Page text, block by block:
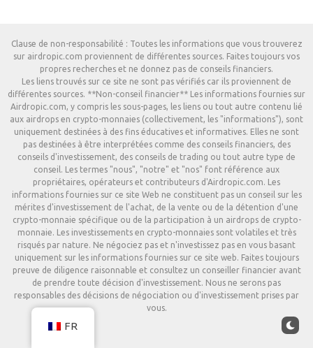
Clause de non-responsabilité : Toutes les informations que vous trouverez
sur airdropic.com proviennent de différentes sources. Faites toujours vos
propres recherches et ne donnez pas de conseils financiers.
Les liens trouvés sur ce site ne sont pas vérifiés car ils proviennent de
différentes sources. **Non-conseil financier** Les informations fournies sur
Airdropic.com, y compris les sous-pages, les liens ou tout autre contenu lié
aux airdrops en crypto-monnaies (collectivement, les "informations"), sont
uniquement destinées à des fins éducatives et informatives. Elles ne sont
pas destinées à être interprétées comme des conseils financiers, des
conseils d'investissement, des conseils de trading ou tout autre type de
conseil. Les termes "nous", "notre" et "nos" font référence aux
propriétaires, opérateurs et contributeurs d'Airdropic.com. Les
informations fournies sur ce site Web ne constituent pas un conseil sur les
mérites d'investissement de l'achat, de la vente ou de la détention d'une
crypto-monnaie spécifique ou de la participation à un airdrops de crypto-
monnaie. Les investissements en crypto-monnaies sont volatiles et très
risqués par nature. Ne négociez pas et n'investissez pas en vous basant
uniquement sur les informations fournies sur ce site web. Faites toujours
preuve de diligence raisonnable et consultez un conseiller financier avant
de prendre toute décision d'investissement. Nous ne serons pas
responsables des décisions de négociation ou d'investissement prises par
vous.
FR